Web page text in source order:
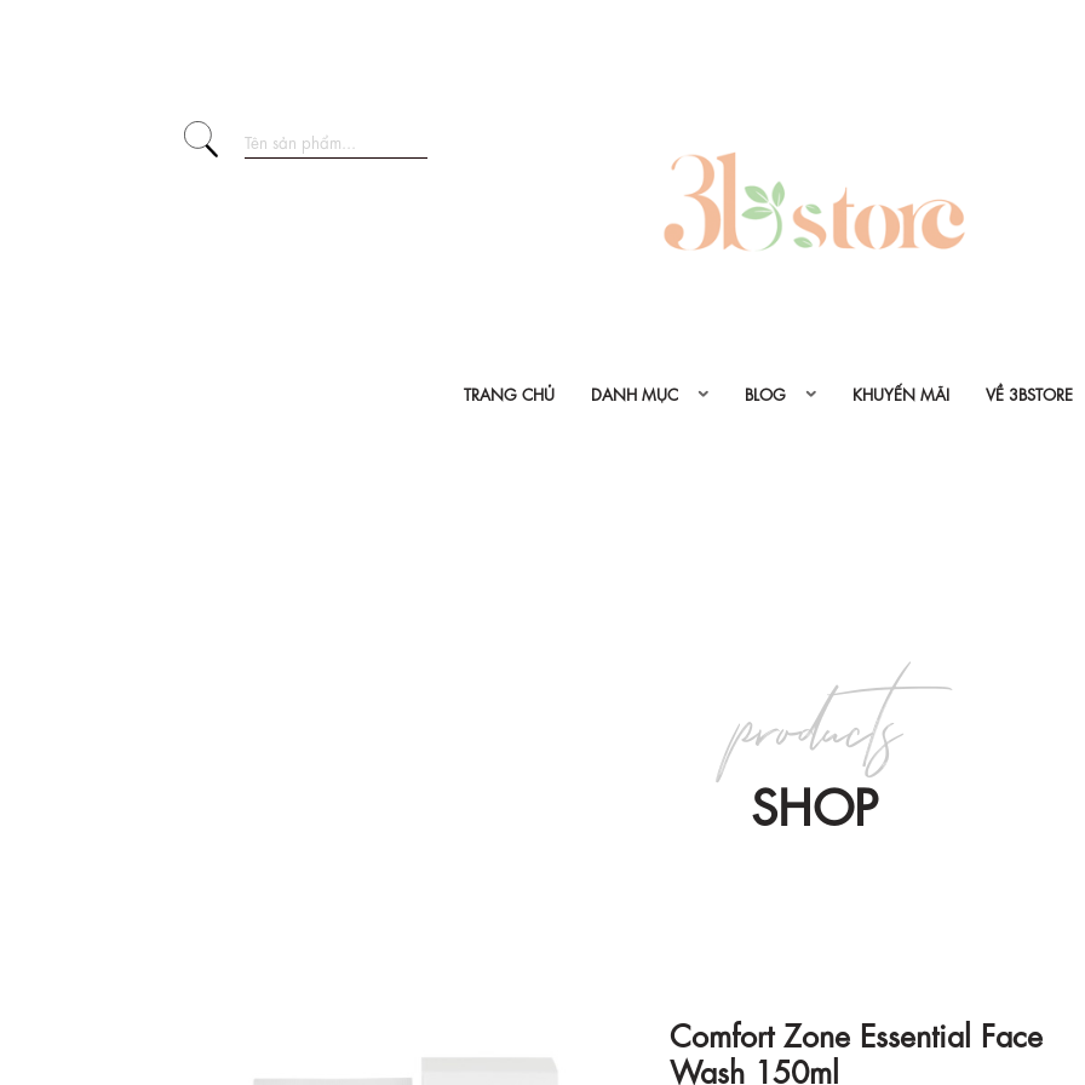
TRANG CHỦ DANH MỤC BLOG KHUYẾN MÃI VỀ 3BSTORE
SHOP
products
Comfort Zone Essential Face
Wash 150ml